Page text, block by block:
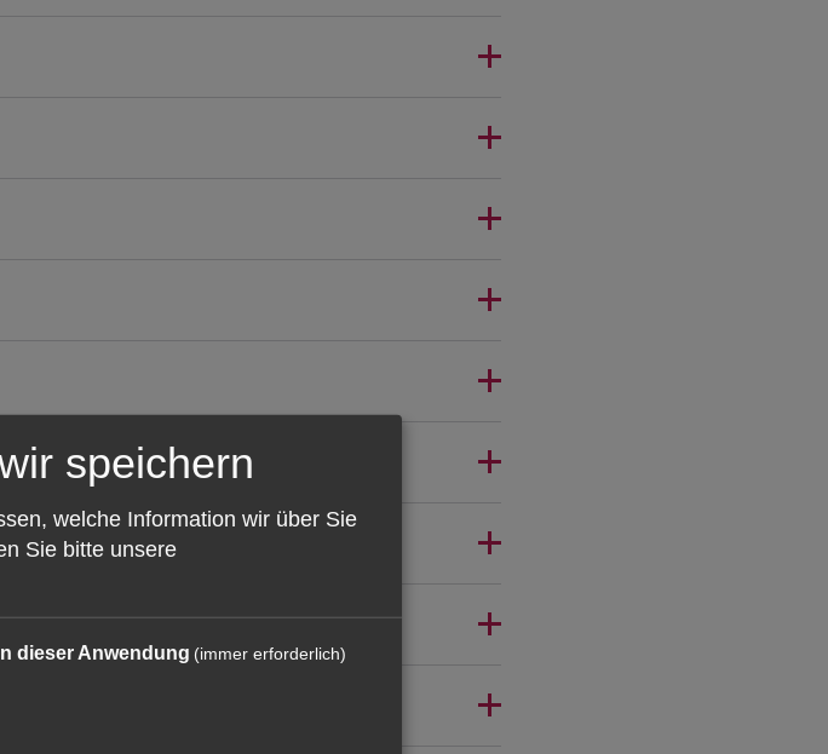
speichern
welche Information wir über Sie
Sie bitte unsere
dieser Anwendung (immer erforderlich)